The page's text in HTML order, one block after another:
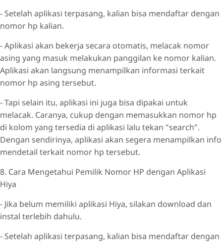
- Setelah aplikasi terpasang, kalian bisa mendaftar dengan
nomor hp kalian.
- Aplikasi akan bekerja secara otomatis, melacak nomor
asing yang masuk melakukan panggilan ke nomor kalian.
Aplikasi akan langsung menampilkan informasi terkait
nomor hp asing tersebut.
- Tapi selain itu, aplikasi ini juga bisa dipakai untuk
melacak. Caranya, cukup dengan memasukkan nomor hp
di kolom yang tersedia di aplikasi lalu tekan "search".
Dengan sendirinya, aplikasi akan segera menampilkan info
mendetail terkait nomor hp tersebut.
8. Cara Mengetahui Pemilik Nomor HP dengan Aplikasi
Hiya
- Jika belum memiliki aplikasi Hiya, silakan download dan
instal terlebih dahulu.
- Setelah aplikasi terpasang, kalian bisa mendaftar dengan